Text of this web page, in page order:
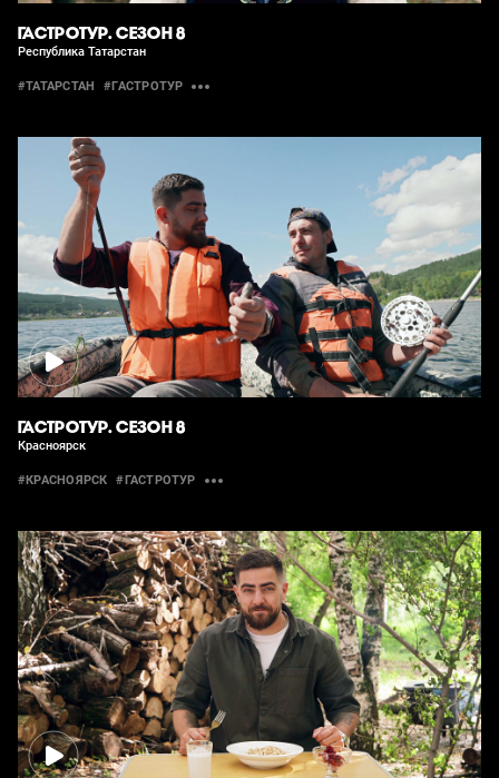
ГАСТРОТУР. СЕЗОН 8
Республика Татарстан
#ТАТАРСТАН #ГАСТРОТУР
ГАСТРОТУР. СЕЗОН 8
Красноярск
#КРАСНОЯРСК #ГАСТРОТУР